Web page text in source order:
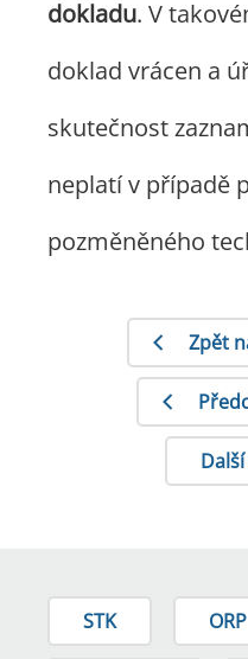
dokladu. V
doklad vrácen a
skutečnost
neplatí v případě
pozměněného
Zpět
STK ORP